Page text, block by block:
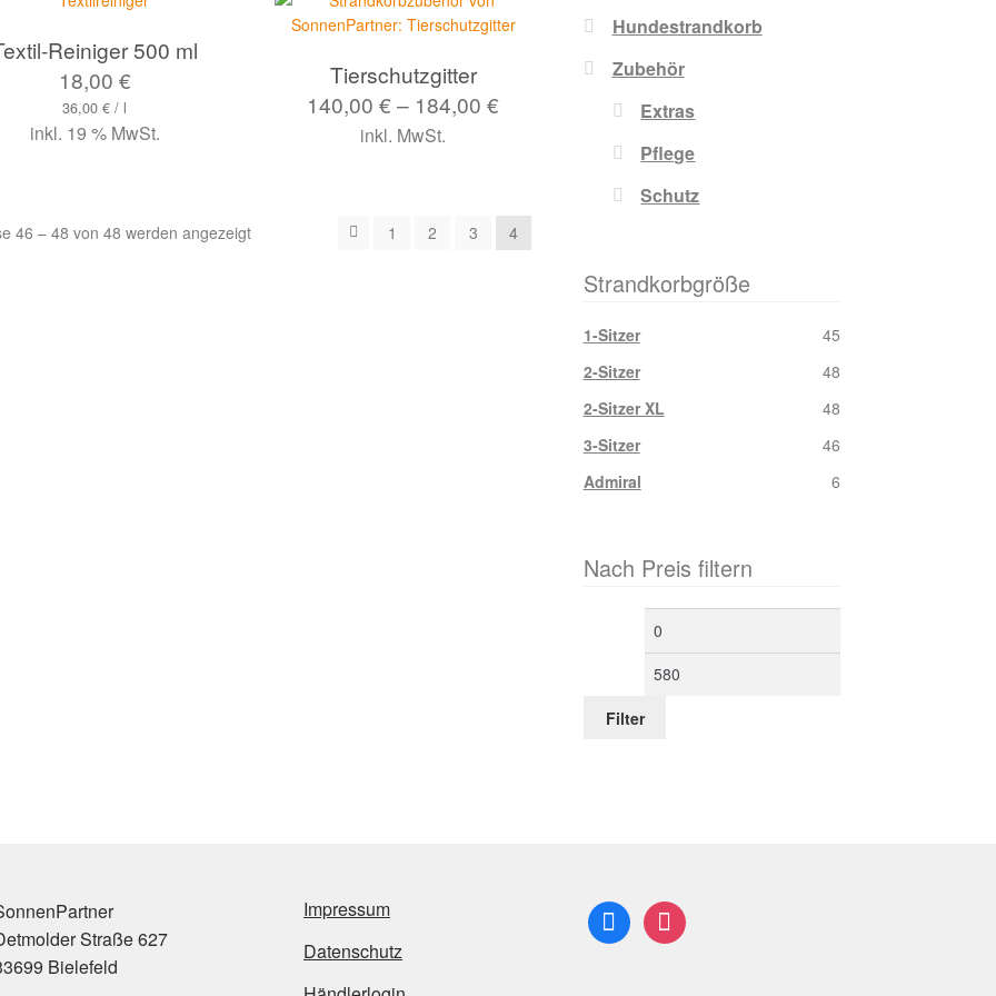
Reiniger 500 ml
18,00 €
36,00€ / l
inkl. 19 % MwSt.
Tierschutzgitter
140,00€– 184,00€
inkl. MwSt.
46 – 48 von 48 werden angezeigt 1 2 3 4
Hundestrandkorb
Zubehör
Extras
Pflege
Schutz
Strandkorbgröße
1-Sitzer
45
2-Sitzer
48
2-Sitzer XL
48
3-Sitzer
46
Admiral
6
Nach Preis filtern
Filter
Straße 627
Bielefeld
Impressum
Datenschutz